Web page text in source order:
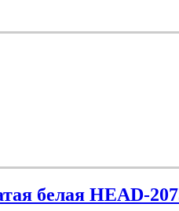
белая HEAD-